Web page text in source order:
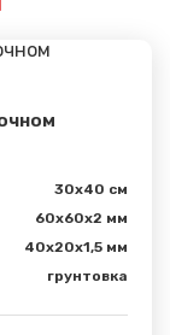
30x40 см
60х60х2 мм
40х20х1,5 мм
грунтовка